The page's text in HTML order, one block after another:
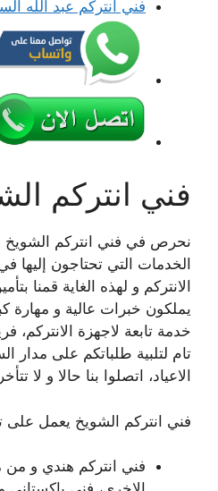
فني انتركم عبد الله
فني انتركم
نحرص في فني انتركم الشويخ
الخدمات التي تحتاجون إليها
الانتركم و لهذه الغاية قمنا
يملكون خبرات عالية و مهارة
خدمة تابعة لاجهزة الانتركم،
تام لتلبية طلباتكم على مدار
الاعياد، اتصلوا بنا حالا و لا
فني انتركم الشويخ يعمل على
فني انتركم هندي و